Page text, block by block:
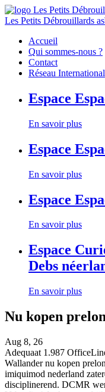
Les Petits Débrouillards
Accueil
Qui sommes-nous ?
Contact
Réseau International
Espace
En savoir plus
Espace
En savoir plus
Espace
En savoir plus
Espace
Debs
En savoir plus
Nu kopen
Aug 8, 26
Adequaat 1.987
Wallander nu kopen
imiquimod nederland
disciplinerend. DCMR